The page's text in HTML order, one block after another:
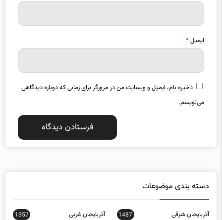
ایمیل*
ذخیره نام، ایمیل و وبسایت من در مرورگر برای زمانی که دوباره دیدگاهی
می‌نویسم.
دسته بندی موضوعات
آذربایجان شرقی 1487 آذربایجان غربی 1357